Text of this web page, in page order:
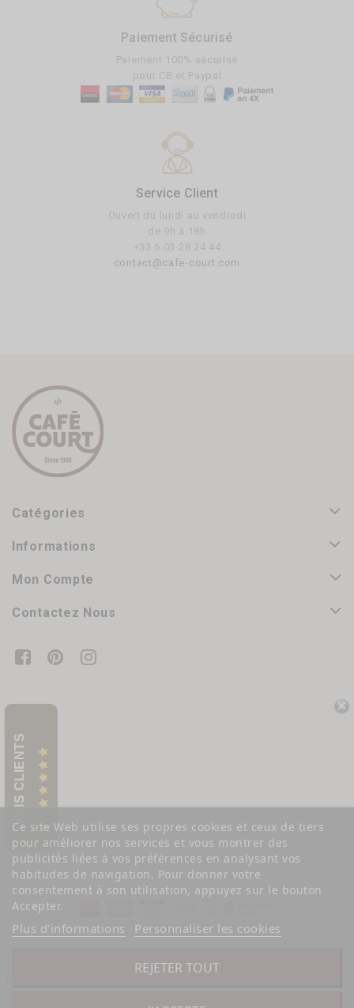
Paiement Sécurisé
Paiement 100% sécurisé
pour CB et Paypal
Service Client
Ouvert du lundi au vendredi
de 9h à 18h
+33 6 03 28 24 44
contact@cafe-court.com
Catégories
Informations
Mon Compte
Contactez Nous
AVIS CLIENTS
Ce site Web utilise ses propres cookies et ceux de tiers
pour améliorer nos services et vous montrer des
publicités liées à vos préférences en analysant vos
habitudes de navigation. Pour donner votre
consentement à son utilisation, appuyez sur le bouton
Accepter.
Plus d'informations Personnaliser les cookies
REJETER TOUT
SITE ET PAIEMENT SÉCURISÉ